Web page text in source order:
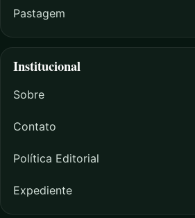
Pastagem
Institucional
Sobre
Contato
Política Editorial
Expediente